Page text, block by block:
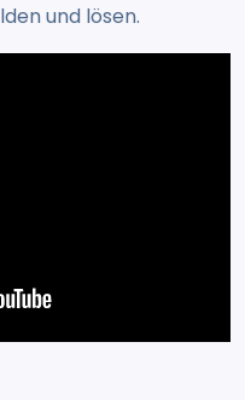
und lösen.